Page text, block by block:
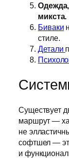
микста.
Биваки
стиле.
Детали
Существует
маршрут —
не
софтшел —
и